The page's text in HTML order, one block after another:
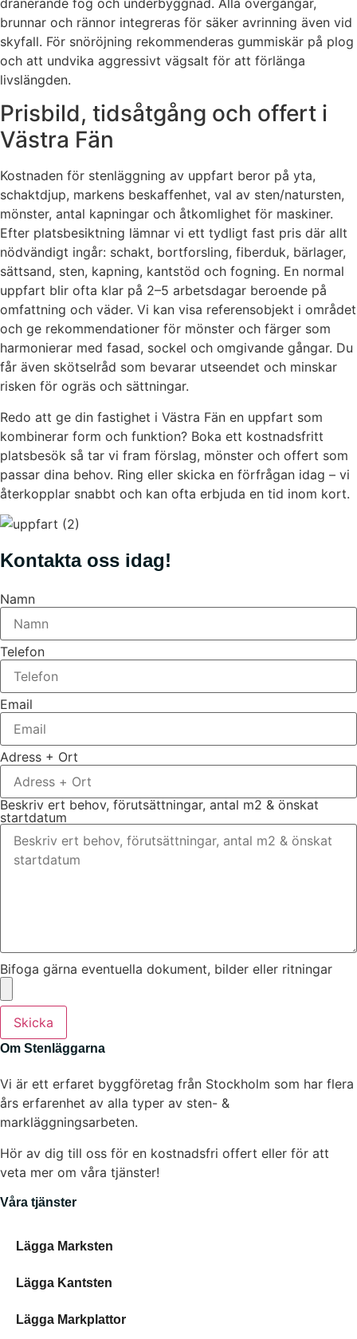
brunnar och rännor integreras för säker avrinning även vid
skyfall. För snöröjning rekommenderas gummiskär på plog
och att undvika aggressivt vägsalt för att förlänga
livslängden.
Prisbild, tidsåtgång och offert i
Västra Fän
Kostnaden för stenläggning av uppfart beror på yta,
schaktdjup, markens beskaffenhet, val av sten/natursten,
mönster, antal kapningar och åtkomlighet för maskiner.
Efter platsbesiktning lämnar vi ett tydligt fast pris där allt
nödvändigt ingår: schakt, bortforsling, fiberduk, bärlager,
sättsand, sten, kapning, kantstöd och fogning. En normal
uppfart blir ofta klar på 2–5 arbetsdagar beroende på
omfattning och väder. Vi kan visa referensobjekt i området
och ge rekommendationer för mönster och färger som
harmonierar med fasad, sockel och omgivande gångar. Du
får även skötselråd som bevarar utseendet och minskar
risken för ogräs och sättningar.
Redo att ge din fastighet i Västra Fän en uppfart som
kombinerar form och funktion? Boka ett kostnadsfritt
platsbesök så tar vi fram förslag, mönster och offert som
passar dina behov. Ring eller skicka en förfrågan idag – vi
återkopplar snabbt och kan ofta erbjuda en tid inom kort.
Kontakta oss idag!
Namn
Telefon
Email
Adress + Ort
Beskriv ert behov, förutsättningar, antal m2 & önskat
startdatum
Bifoga gärna eventuella dokument, bilder eller ritningar
Skicka
Om Stenläggarna
Vi är ett erfaret byggföretag från Stockholm som har flera
års erfarenhet av alla typer av sten- &
markläggningsarbeten.
Hör av dig till oss för en kostnadsfri offert eller för att
veta mer om våra tjänster!
Våra tjänster
Lägga Marksten
Lägga Kantsten
Lägga Markplattor